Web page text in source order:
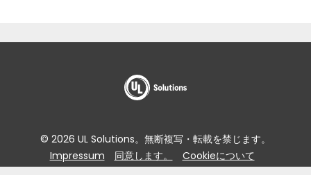
© 2026 UL Solutions。無断複写・転載を禁じます。
Impressum
同意します。
Cookieについて